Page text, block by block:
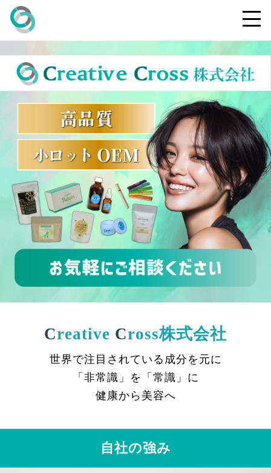
Creative Cross株式会社
世界で注目されている成分を元に
「非常識」を「常識」に
健康から美容へ
自社の強み